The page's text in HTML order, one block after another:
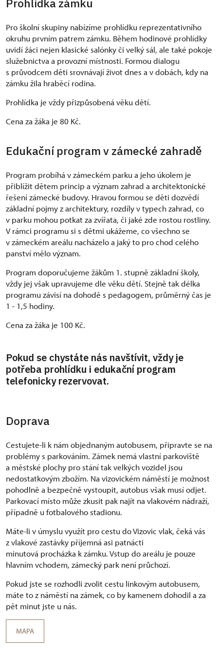
Prohlídka zámku
Pro školní skupiny nabízíme prohlídku reprezentativního
okruhu prvním patrem zámku. Během hodinové prohlídky
uvidí žáci nejen klasické salónky či velký sál, ale také pokoje
služebnictva a provozní místnosti. Formou dialogu
s průvodcem děti srovnávají život dnes a v dobách, kdy na
zámku žila hraběcí rodina.
Prohlídka je vždy přizpůsobená věku dětí.
Cena za žáka je 80 Kč.
Edukační program v zámecké zahradě
Program probíhá v zámeckém parku a jeho úkolem je
přiblížit dětem princip a význam zahrad a architektonické
řešení zámecké budovy. Hravou formou se děti dozvědí
základní pojmy z architektury, rozdíly v typech zahrad, co
v parku mohou potkat za zvířata, či jaké zde rostou rostliny.
V rámci programu si s dětmi ukážeme, co všechno se
v zámeckém areálu nacházelo a jaký to pro chod celého
panství mělo význam.
Program doporučujeme žákům 1. stupně základní školy,
vždy jej však upravujeme dle věku dětí. Stejně tak délka
programu závisí na dohodě s pedagogem, průměrný čas je
1 - 1,5 hodiny.
Cena za žáka je 100 Kč.
Pokud se chystáte nás navštívit, vždy je
potřeba prohlídku i edukační program
telefonicky rezervovat.
Doprava
Cestujete-li k nám objednaným autobusem, připravte se na
problémy s parkováním. Zámek nemá vlastní parkoviště
a městské plochy pro stání tak velkých vozidel jsou
nedostatkovým zbožím. Na vizovickém náměstí je možnost
pohodlně a bezpečně vystoupit, autobus však musí odjet.
Parkovací místo může zkusit pak najít na vlakovém nádraží,
případně u fotbalového stadionu.
Máte-li v úmyslu využít pro cestu do Vizovic vlak, čeká vás
z vlakové zastávky příjemná asi patnácti
minutová procházka k zámku. Vstup do areálu je pouze
hlavním vchodem, zámecký park není průchozí.
Pokud jste se rozhodli zvolit cestu linkovým autobusem,
máte to z náměstí na zámek, co by kamenem dohodil a za
pět minut jste u nás.
MAPA